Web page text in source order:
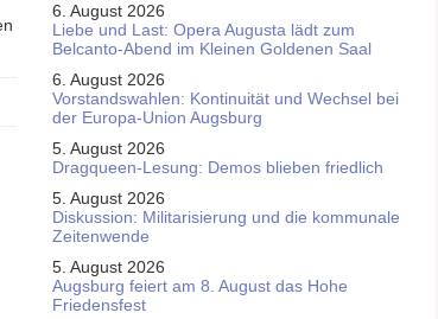
6. August 2026
Liebe und Last: Opera Augusta lädt zum
Belcanto-Abend im Kleinen Goldenen Saal
6. August 2026
Vorstandswahlen: Kontinuität und Wechsel bei
der Europa-Union Augsburg
5. August 2026
Dragqueen-Lesung: Demos blieben friedlich
5. August 2026
Diskussion: Mi­li­ta­ri­sie­rung und die kommunale
Zeitenwende
5. August 2026
Augsburg feiert am 8. August das Hohe
Friedensfest